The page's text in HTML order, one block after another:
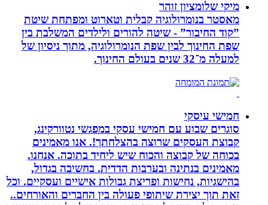
מיקי שלומציון זוהר
מאסטר בנומרולוגיה קבלית וטארוט ומפתחת שיטת
”קוד החיבור” - שיטה להורים ולילדים המשלבת בין
שפת החינוך לבין שפת הנומרולוגיה, מתוך ניסיון של
למעלה מ־32 שנים בעולם החינוך.
חמישי עיסקי
סוגרים שבוע עם חמישי עסקי במפגשי נטוורקינג,
קבוצת העסקים שרוצה בהצלחתך!. אנו מאמינים
בכוחה של קבוצה והכוח שיש ליחיד בתוכה. אנחנו.
מאמינים בנתינה ובערבות הדדית. בחשיבה בגדול,
בהישגיות, נחישות ופריצת גבולות אישיים ועסקיים. וכל
זאת תוך יצירת שיתופי פעולה בין החברים והאורחים..